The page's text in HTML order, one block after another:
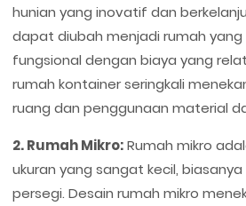
hunian yang inovatif dan
dapat diubah menjadi rumah
fungsional dengan biaya yang
rumah kontainer seringkali
ruang dan penggunaan material
2. Rumah Mikro:Rumah mikro
ukuran yang sangat kecil,
persegi. Desain rumah mikro